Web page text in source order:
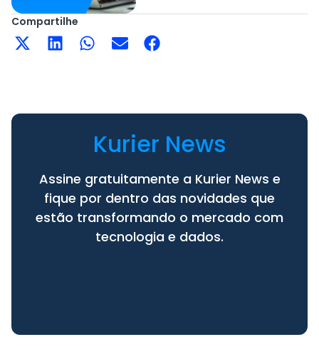
Compartilhe
Kurier News
Assine gratuitamente a Kurier News e
fique por dentro das novidades que
estão transformando o mercado com
tecnologia e dados.